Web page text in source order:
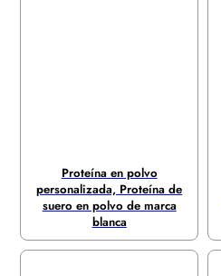
Proteína en polvo
personalizada, Proteína de
suero en polvo de marca
blanca